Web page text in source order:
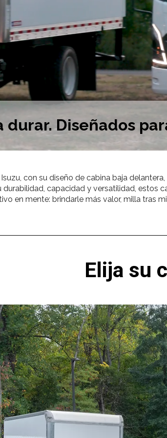
durar. Diseñados
con su diseño de cabina baja
capacidad y versatilidad, estos
en mente: brindarle más valor, milla tras
Elija su